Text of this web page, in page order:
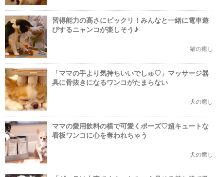
習得能力の高さにビックリ！みんなと一緒に電車遊
びするニャンコが楽しそう♪
猫の癒し
「ママの手より気持ちいいでしゅ♡」マッサージ器
具に骨抜きになるワンコがたまらない
犬の癒し
ママの愛用飲料の横で可愛くポーズ♡超キュートな
看板ワンコに心を奪われちゃう
犬の癒し